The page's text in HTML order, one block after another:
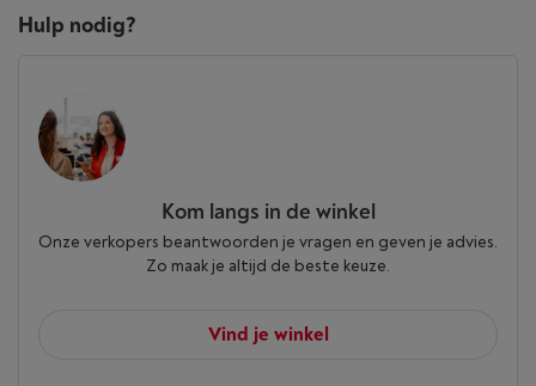
Hulp nodig?
Kom langs in de winkel
Onze verkopers beantwoorden je vragen en geven je advies.
Zo maak je altijd de beste keuze.
Vind je winkel